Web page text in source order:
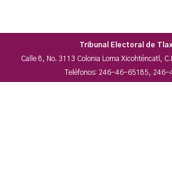
Tribunal Electoral de
Calle 8, No. 3113 Colonia Loma Xicohténcatl,
Teléfonos: 246-46-65185, 246-